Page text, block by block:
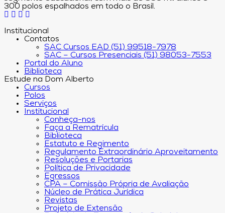
300 polos espalhados em todo o Brasil.
Institucional
Contatos
SAC Cursos EAD (51) 99518-7978
SAC – Cursos Presenciais (51) 98053-7553
Portal do Aluno
Biblioteca
Estude na Dom Alberto
Cursos
Polos
Serviços
Institucional
Conheça-nos
Faça a Rematrícula
Biblioteca
Estatuto e Regimento
Regulamento Extraordinário Aproveitamento
Resoluções e Portarias
Política de Privacidade
Egressos
CPA – Comissão Própria de Avaliação
Núcleo de Prática Jurídica
Revistas
Projeto de Extensão